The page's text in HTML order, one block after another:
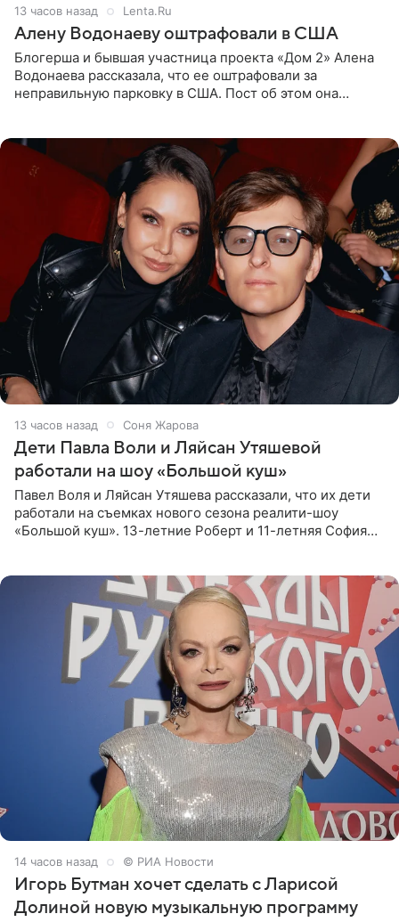
13 часов назад Lenta.Ru
Алену Водонаеву оштрафовали в США
Блогерша и бывшая участница проекта «Дом 2» Алена
Водонаева рассказала, что ее оштрафовали за
неправильную парковку в США. Пост об этом она
13 часов назад Соня Жарова
Дети Павла Воли и Ляйсан Утяшевой
работали на шоу «Большой куш»
Павел Воля и Ляйсан Утяшева рассказали, что их дети
работали на съемках нового сезона реалити-шоу
«Большой куш». 13-летние Роберт и 11-летняя София
14 часов назад © РИА Новости
Игорь Бутман хочет сделать с Ларисой
Долиной новую музыкальную программу